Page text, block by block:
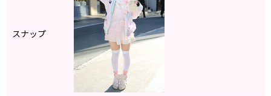
スナップ